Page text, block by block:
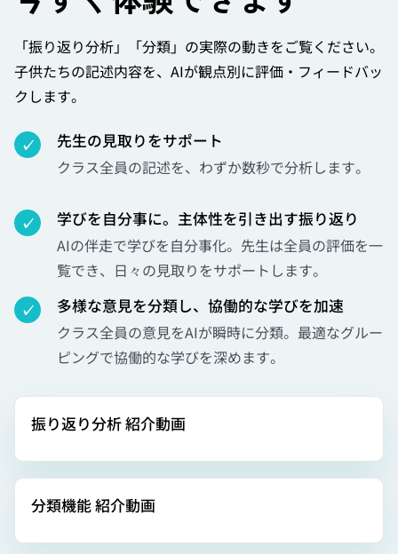
「振り返り分析」「分類」の実際の動きをご覧ください。
子供たちの記述内容を、AIが観点別に評価・フィードバッ
クします。
✓
先生の見取りをサポート
クラス全員の記述を、わずか数秒で分析します。
✓
学びを自分事に。主体性を引き出す振り返り
AIの伴走で学びを自分事化。先生は全員の評価を一
覧でき、日々の見取りをサポートします。
✓
多様な意見を分類し、協働的な学びを加速
クラス全員の意見をAIが瞬時に分類。最適なグルー
ピングで協働的な学びを深めます。
振り返り分析 紹介動画
分類機能 紹介動画